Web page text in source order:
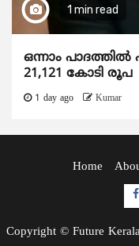
1 min read
ഒന്നാം
21,121 കോടി രൂപ
1 day ago Kumar
Home
Copyright © Future